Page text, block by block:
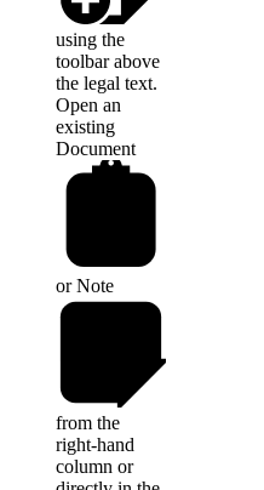
using the
toolbar above
the legal text.
Open an
existing
Document
orNote
from the
right-hand
column or